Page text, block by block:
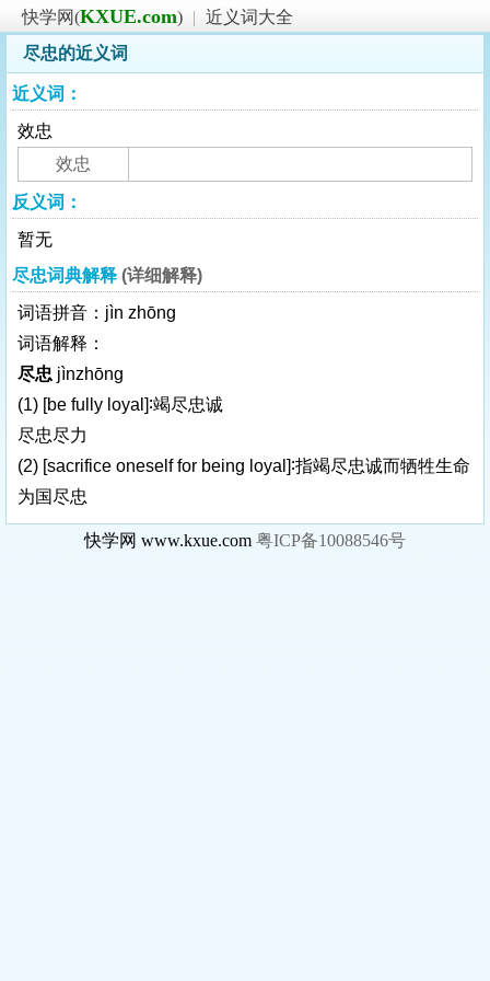
快学网(KXUE.com) | 近义词大全
尽忠的近义词
近义词：
效忠
效忠
反义词：
暂无
尽忠词典解释 (详细解释)
词语拼音：jìn zhōng
词语解释：
尽忠 jìnzhōng
(1) [be fully loyal]∶竭尽忠诚
尽忠尽力
(2) [sacrifice oneself for being loyal]∶指竭尽忠诚而牺牲生命
为国尽忠
快学网 www.kxue.com 粤ICP备10088546号